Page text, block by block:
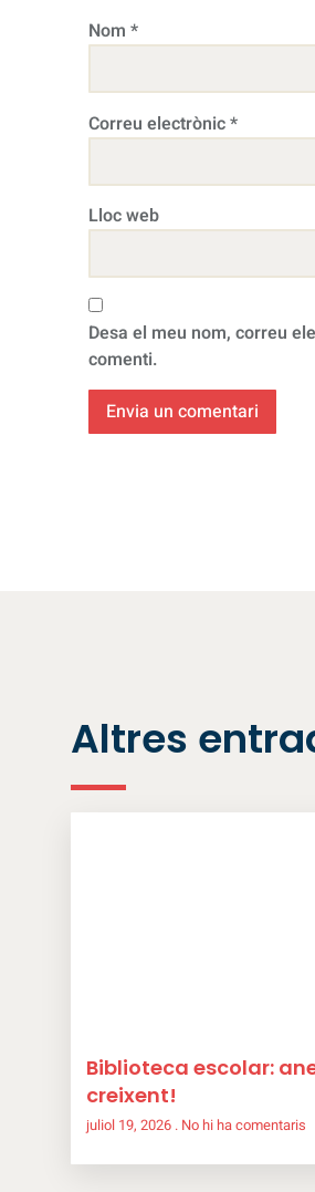
Nom *
Correu electrònic*
Lloc web
Desa el meu nom, correu
comenti.
Altres
Biblioteca escolar:
creixent!
juliol 19, 2026 No hi ha comentaris